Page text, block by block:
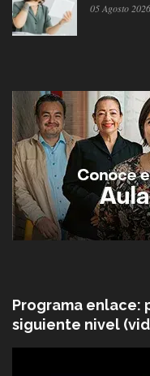
05 Agosto 2026
Programa enlace:
siguiente nivel